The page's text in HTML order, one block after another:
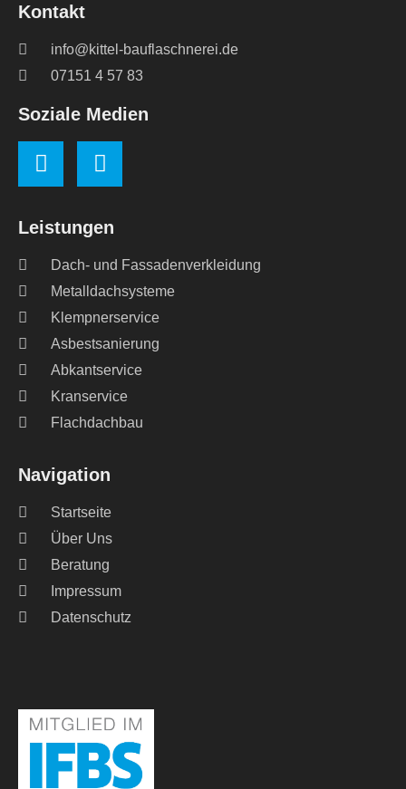
Navigation
Startseite
Über Uns
Beratung
Impressum
Datenschutz
Leistungen
Dach- und Fassadenverkleidung
Metalldachsysteme
Klempnerservice
Asbestsanierung
Abkantservice
Kranservice
Flachdachbau
Kontakt
info@kittel-bauflaschnerei.de
07151 4 57 83
Soziale Medien